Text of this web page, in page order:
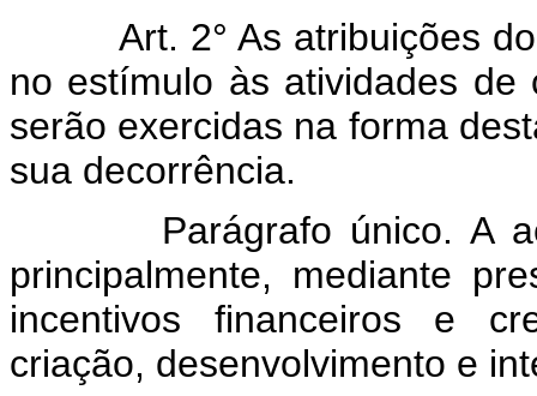
Art. 2° As atribuições
no estímulo às atividades de
serão exercidas na forma
sua decorrência.
Parágrafo único. A
principalmente, mediante
incentivos financeiros e
criação, desenvolvimento e